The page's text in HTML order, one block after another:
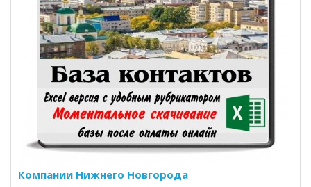
Компании Нижнего Новгорода